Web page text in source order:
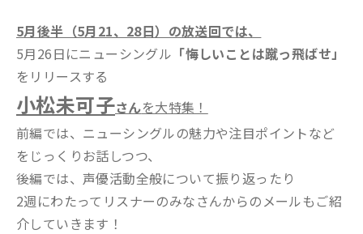
5月後半（5月21、28日）の放送回では、
5月26日にニューシングル 「悔しいことは蹴っ飛ばせ」
をリリースする
小松未可子さんを大特集！
前編では、ニューシングルの魅力や注目ポイントなど
をじっくりお話しつつ、
後編では、声優活動全般について振り返ったり
2週にわたってリスナーのみなさんからのメールもご紹
介していきます！